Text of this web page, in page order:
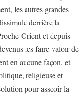
les autres grandes
derrière la
Orient et depuis
les faire-valoir de
en aucune façon, et
religieuse et
pour asseoir la